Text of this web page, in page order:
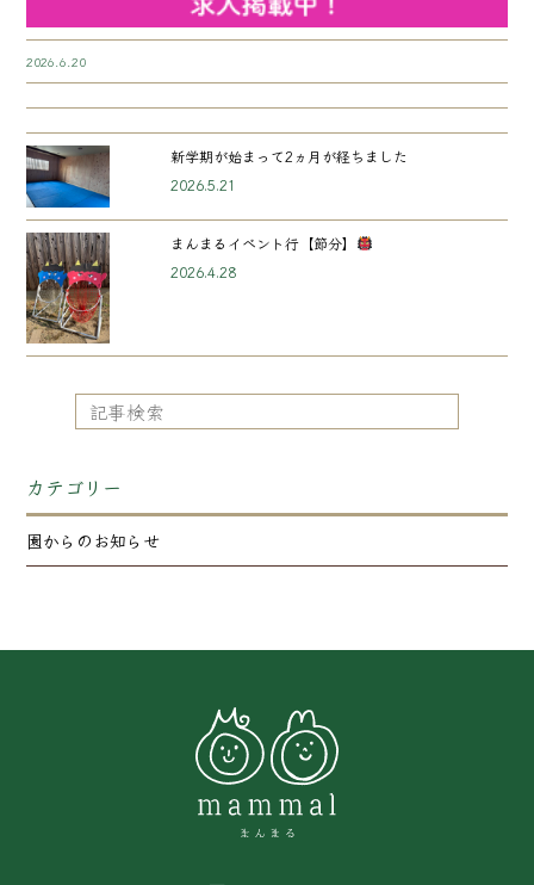
カテゴリー
園からのお知らせ
2026.6.20
新学期が始まって2ヵ月が経ちました
2026.5.21
まんまるイベント行【節分】
2026.4.28